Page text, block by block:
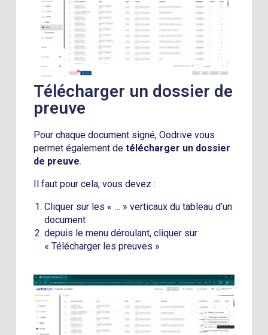
Télécharger un dossier de
preuve
Pour chaque document signé, Oodrive vous
permet également de télécharger un dossier
de preuve.
Il faut pour cela, vous devez :
Cliquer sur les « … » verticaux du tableau d’un
document
depuis le menu déroulant, cliquer sur
« Télécharger les preuves »